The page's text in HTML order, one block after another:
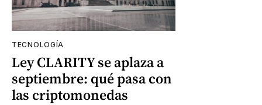
TECNOLOGÍA
Ley CLARITY se aplaza a
septiembre: qué pasa con
las criptomonedas